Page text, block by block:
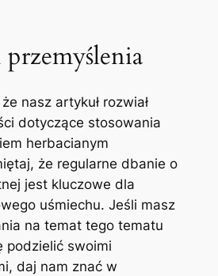
nasz artykuł rozwiał
dotyczące stosowania
herbacianym
że regularne dbanie o
jest kluczowe⁣ dla
uśmiechu. Jeśli masz
na temat tego tematu
podzielić ⁤swoimi
⁤daj nam znać w